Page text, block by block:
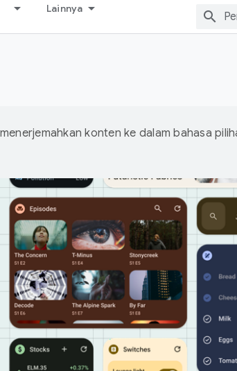
Lainnya
konten ke dalam bahasa